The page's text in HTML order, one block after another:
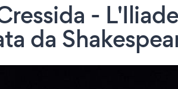
- L'Iliade
da